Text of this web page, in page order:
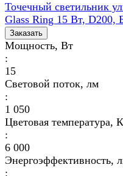
Точечный светильник
Glass Ring 15 Вт, D200,
Заказать
Мощность, Вт
:
15
Световой поток, лм
:
1 050
Цветовая температура, К
:
6 000
Энергоэффективность,
: